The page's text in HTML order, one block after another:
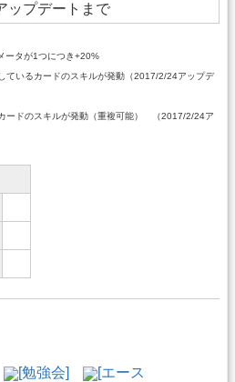
ップデートまで
ータが1つにつき+20%
ているカードのスキルが発動（2017/2/24アップデ
ードのスキルが発動（重複可能） （2017/2/24ア
[勉強会]
[エース